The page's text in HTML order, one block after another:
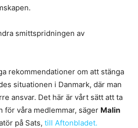
smittspridningen av
rekommendationer om att stänga
situationen i Danmark, där man
ansvar. Det här är vårt sätt att ta
för våra medlemmar, säger Malin
på Sats, till Aftonbladet.